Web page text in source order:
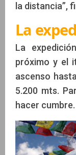
la distancia”,
La
La
próximo y el
ascenso
5.200 mts.
hacer cumbre.